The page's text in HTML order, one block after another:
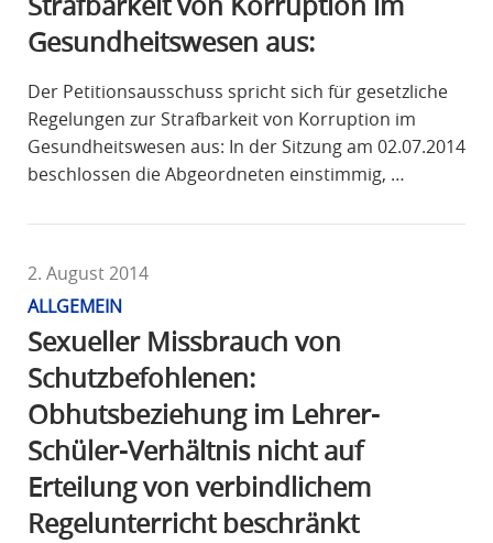
Gesundheitswesen aus:
Der Petitionsausschuss spricht sich für gesetzliche
Regelungen zur Strafbarkeit von Korruption im
Gesundheitswesen aus: In der Sitzung am 02.07.2014
beschlossen die Abgeordneten einstimmig, …
2. August 2014
ALLGEMEIN
Sexueller Missbrauch von
Schutzbefohlenen:
Obhutsbeziehung im Lehrer-
Schüler-Verhältnis nicht auf
Erteilung von verbindlichem
Regelunterricht beschränkt